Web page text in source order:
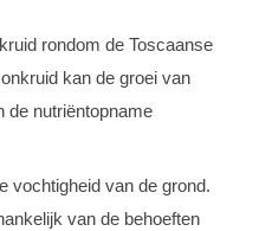
rondom de Toscaanse
kan de groei van
de nutriëntopname
vochtigheid van de grond.
van de behoeften